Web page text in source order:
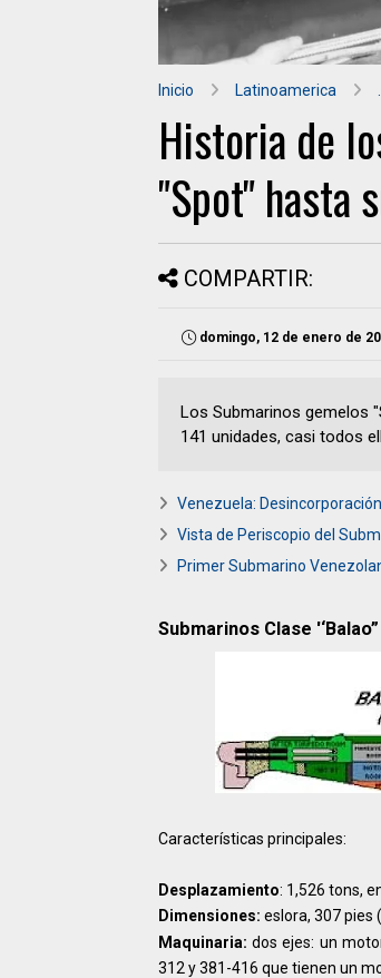
Inicio Latinoamerica
Historia de
"Spot" hasta
COMPARTIR:
domingo, 12 de enero de
Los Submarinos gemelos
141 unidades, casi todos
Venezuela:
Vista de Periscopio del
Primer Submarino
Submarinos Clase '‘Balao”
Características principales:
Desplazamiento: 1,526 tons,
Dimensiones: eslora, 307 pies
Maquinaria: dos ejes: un
312 y 381-416 que tienen un